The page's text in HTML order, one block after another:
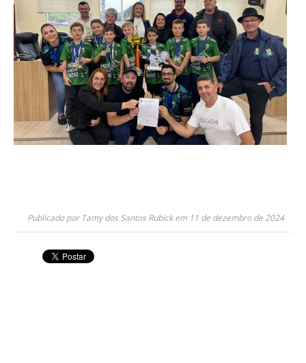
Publicado por Tamy dos Santos Rubick em 11 de dezembro de 2024